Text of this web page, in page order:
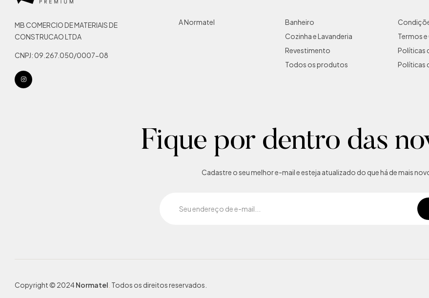
MB COMERCIO DE MATERIAIS DE
CONSTRUCAO LTDA
CNPJ: 09.267.050/0007-08
A Normatel
Banheiro
Cozinha e Lavanderia
Revestimento
Todos os produtos
Termos
Políticas
Políticas
Fique por dentro das
Cadastre o seu melhor e-mail e esteja atualizado do que há de mais
Copyright © 2024Normatel Todos os direitos reservados.